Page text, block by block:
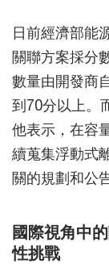
日前經濟部能
關聯方案採分
數量由開發商
到70分以上。
他表示，在容
續蒐集浮動式
關的規劃和公告
國際視角中
性挑戰